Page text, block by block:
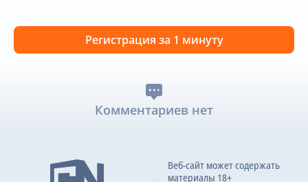
Регистрация за 1 минуту
Комментариев нет
Веб-сайт может содержать
материалы 18+